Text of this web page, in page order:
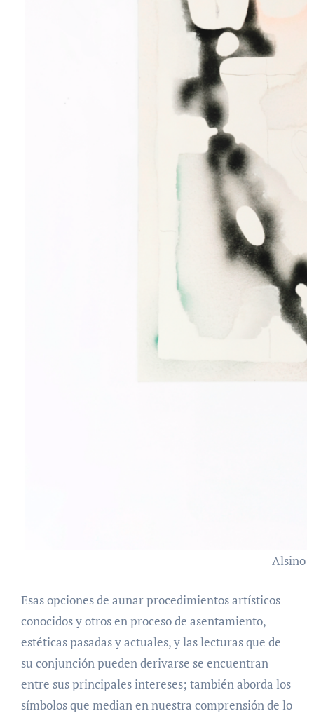
Alsino
Esas opciones de aunar procedimientos artísticos
conocidos y otros en proceso de asentamiento,
estéticas pasadas y actuales, y las lecturas que de
su conjunción pueden derivarse se encuentran
entre sus principales intereses; también aborda los
símbolos que median en nuestra comprensión de lo